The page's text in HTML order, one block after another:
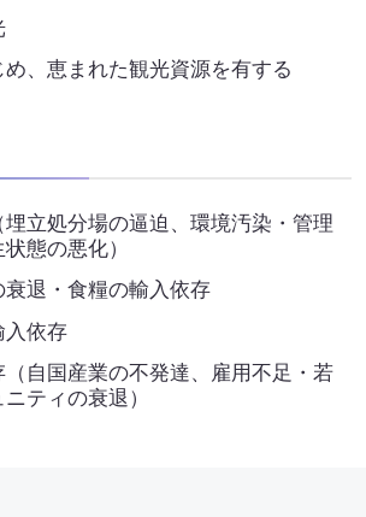
ティ教育・研修
サーキュラーマテリアル）製造
物の100%リサイクル｜独自技術
能な廃棄物一覧
、恵まれた観光資源を有する
立処分場の逼迫、環境汚染・管理
態の悪化）
衰退・食糧の輸入依存
入依存
自国産業の不発達、雇用不足・若
ティの衰退）